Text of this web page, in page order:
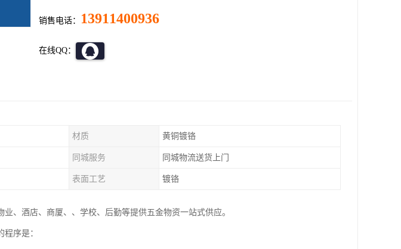
销售电话： 13911400936
在线QQ：
材质 黄铜镀铬
同城服务 同城物流送货上门
表面工艺 镀铬
、酒店、商厦、、学校、后勤等提供五金物资一站式供应。
序是：